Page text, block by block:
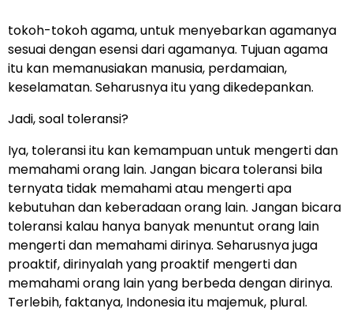
tokoh-tokoh agama, untuk menyebarkan agamanya
sesuai dengan esensi dari agamanya. Tujuan agama
itu kan memanusiakan manusia, perdamaian,
keselamatan. Seharusnya itu yang dikedepankan.
Jadi, soal toleransi?
Iya, toleransi itu kan kemampuan untuk mengerti dan
memahami orang lain. Jangan bicara toleransi bila
ternyata tidak memahami atau mengerti apa
kebutuhan dan keberadaan orang lain. Jangan bicara
toleransi kalau hanya banyak menuntut orang lain
mengerti dan memahami dirinya. Seharusnya juga
proaktif, dirinyalah yang proaktif mengerti dan
memahami orang lain yang berbeda dengan dirinya.
Terlebih, faktanya, Indonesia itu majemuk, plural.